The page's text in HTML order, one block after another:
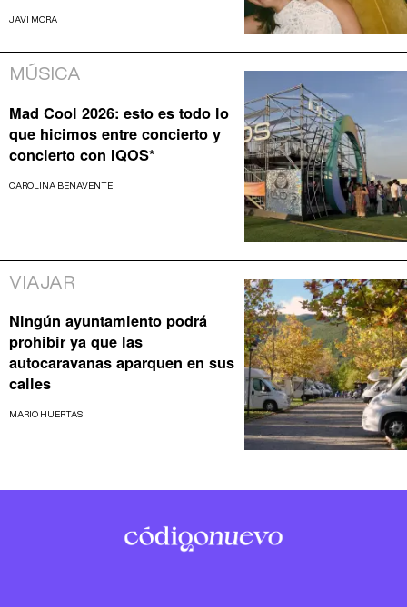
JAVI MORA
MÚSICA
Mad Cool 2026: esto es todo lo
que hicimos entre concierto y
concierto con IQOS*
CAROLINA BENAVENTE
VIAJAR
Ningún ayuntamiento podrá
prohibir ya que las
autocaravanas aparquen en sus
calles
MARIO HUERTAS